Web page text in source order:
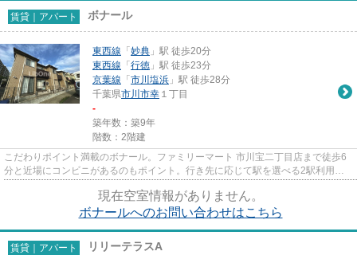
賃貸｜アパート ボナール
東西線 「 妙典 」駅 徒歩20分
東西線 「 行徳 」駅 徒歩23分
京葉線 「 市川塩浜 」駅 徒歩28分
千葉県市川市幸 １丁目
-
築年数：築9年
階数：2階建
こだわりポイント満載のボナール。ファミリーマート 市川宝二丁目店まで徒歩6
分と近場にコンビニがあるのもポイント。行き先に応じて駅を選べる2駅利用可
現在空室情報がありません。
ボナールへのお問い合わせはこちら
賃貸｜アパート リリーテラスA